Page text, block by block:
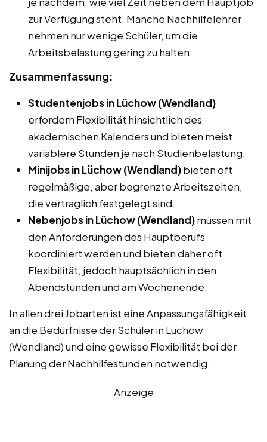
zur Verfügung steht. Manche Nachhilfelehrer
nehmen nur wenige Schüler, um die
Arbeitsbelastung gering zu halten.
Zusammenfassung:
Studentenjobs in Lüchow (Wendland)
erfordern Flexibilität hinsichtlich des
akademischen Kalenders und bieten meist
variablere Stunden je nach Studienbelastung.
Minijobs in Lüchow (Wendland)bieten oft
regelmäßige, aber begrenzte Arbeitszeiten,
die vertraglich festgelegt sind.
Nebenjobs in Lüchow (Wendland)müssen mit
den Anforderungen des Hauptberufs
koordiniert werden und bieten daher oft
Flexibilität, jedoch hauptsächlich in den
Abendstunden und am Wochenende.
In allen drei Jobarten ist eine Anpassungsfähigkeit
an die Bedürfnisse der Schüler in Lüchow
(Wendland) und eine gewisse Flexibilität bei der
Planung der Nachhilfestunden notwendig.
Anzeige